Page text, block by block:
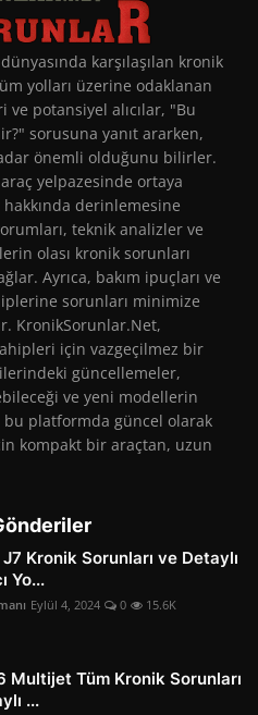
karşılaşılan kronik
yolları üzerine odaklanan
potansiyel alıcılar, "Bu
sorusuna yanıt ararken,
önemli olduğunu bilirler.
yelpazesinde ortaya
derinlemesine
teknik analizler ve
olası kronik sorunları
Ayrıca, bakım ipuçları ve
sorunları minimize
KronikSorunlar.Net,
için vazgeçilmez bir
güncellemeler,
ve yeni modellerin
bu platformda güncel olarak
kompakt bir araçtan, uzun
Kronik Sorunları ve Detaylı
Yo...
Eylül 4, 2024 0 15.6K
Multijet Tüm Kronik Sorunları
...